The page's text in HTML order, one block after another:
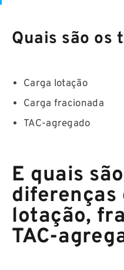
Quais são os
Carga lotação
Carga fracionada
TAC-agregado
E quais
diferenças
lotação,
TAC-